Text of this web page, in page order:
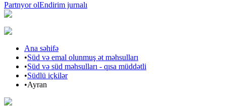
Partnyor olEndirim jurnalı
Ana səhifə
•Süd və emal olunmuş ət məhsulları
•Süd və süd məhsulları - qısa müddətli
•Südlü içkilər
•Ayran